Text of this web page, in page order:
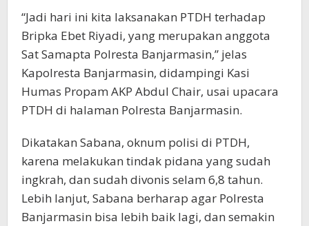
“Jadi hari ini kita laksanakan PTDH terhadap
Bripka Ebet Riyadi, yang merupakan anggota
Sat Samapta Polresta Banjarmasin,” jelas
Kapolresta Banjarmasin, didampingi Kasi
Humas Propam AKP Abdul Chair, usai upacara
PTDH di halaman Polresta Banjarmasin.
Dikatakan Sabana, oknum polisi di PTDH,
karena melakukan tindak pidana yang sudah
ingkrah, dan sudah divonis selam 6,8 tahun.
Lebih lanjut, Sabana berharap agar Polresta
Banjarmasin bisa lebih baik lagi, dan semakin